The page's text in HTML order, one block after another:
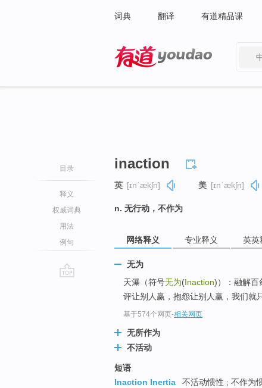
词典 翻译 有道精品课
目录
释义
权威词典
用法
例句
inaction
英 [ɪnˈækʃn] 美 [ɪnˈækʃn]
n. 无行动，不作为
网络释义 专业释义 英英
无为
天瀑（符号无为(Inaction)）：融解百
评让别人赢，抱怨让别人赢，我们就
基于574个网页-相关网页
无所作为
不活动
短语
Inaction Inertia
不活动惯性 ; 不作为